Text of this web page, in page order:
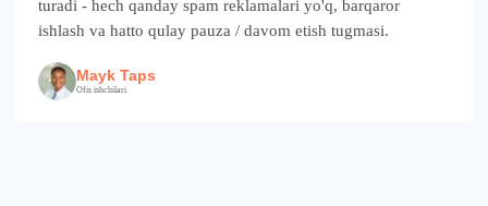
turadi - hech qanday spam reklamalari yo'q, barqaror
ishlash va hatto qulay pauza / davom etish tugmasi.
Mayk Taps
Ofis ishchilari